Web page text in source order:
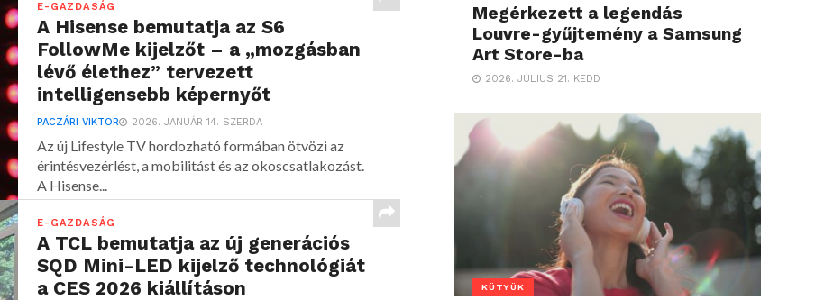
E-GAZDASÁG
A Hisense bemutatja az S6
FollowMe kijelzőt – a „mozgásban
lévő élethez” tervezett
intelligensebb képernyőt
PACZÁRI VIKTOR 2026. JANUÁR 14. SZERDA
Az új Lifestyle TV hordozható formában ötvözi az
érintésvezérlést, a mobilitást és az okoscsatlakozást.
A Hisense...
E-GAZDASÁG
A TCL bemutatja az új generációs
SQD Mini-LED kijelző technológiát
a CES 2026 kiállításon
Megérkezett a legendás
Louvre-gyűjtemény a Samsung
Art Store-ba
2026. JÚLIUS 21. KEDD
KÜTYÜK